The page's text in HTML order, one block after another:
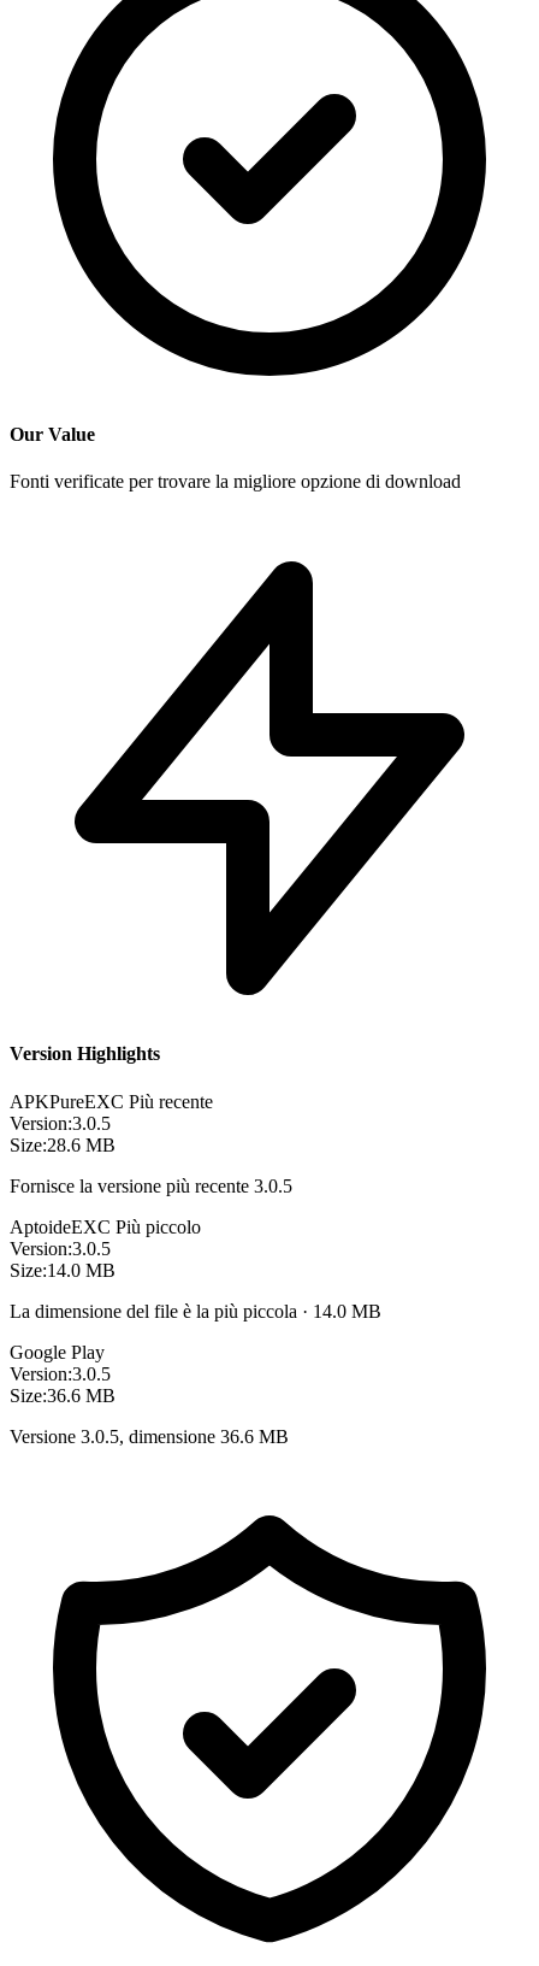
Our Value
Fonti verificate per trovare la migliore opzione di download
Version Highlights
APKPureEXC Più recente
Version:3.0.5
Size:28.6 MB
Fornisce la versione più recente 3.0.5
AptoideEXC Più piccolo
Version:3.0.5
Size:14.0 MB
La dimensione del file è la più piccola · 14.0 MB
Google Play
Version:3.0.5
Size:36.6 MB
Versione 3.0.5, dimensione 36.6 MB